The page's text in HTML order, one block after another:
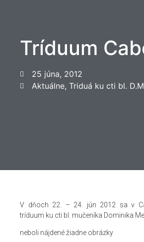
Tríduum
25 júna, 2012
Aktuálne, Triduá ku cti bl.
V dňoch 22. – 24. jún 2012 sa v
tríduum ku cti bl. mučeníka Dominika
neboli nájdené žiadne obrázky